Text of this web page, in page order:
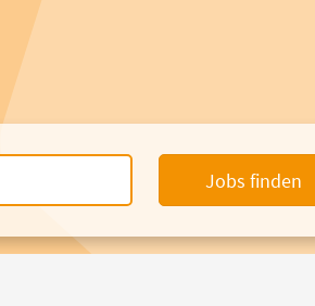
Jobs finden